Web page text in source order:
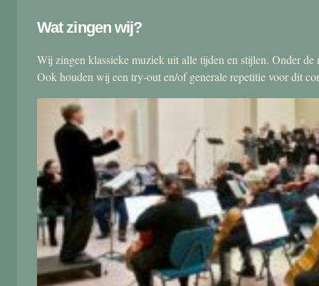
Wat zingen wij?
Wij zingen klassieke muziek uit alle tijden en stijlen. Onder
Ook houden wij een try-out en/of generale repetitie voor dit